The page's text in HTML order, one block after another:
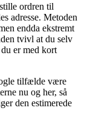
ordren til
adresse. Metoden
endda ekstremt
tvivl at du selv
er med kort
tilfælde være
nu og her, så
den estimerede